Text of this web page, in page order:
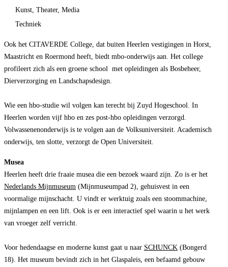
Kunst, Theater, Media
Techniek
Ook het CITAVERDE College, dat buiten Heerlen vestigingen in Horst,
Maastricht en Roermond heeft, biedt mbo-onderwijs aan. Het college
profileert zich als een groene school met opleidingen als Bosbeheer,
Dierverzorging en Landschapsdesign.
Wie een hbo-studie wil volgen kan terecht bij Zuyd Hogeschool. In
Heerlen worden vijf hbo en zes post-hbo opleidingen verzorgd.
Volwassenenonderwijs is te volgen aan de Volksuniversiteit. Academisch
onderwijs, ten slotte, verzorgt de Open Universiteit.
Musea
Heerlen heeft drie fraaie musea die een bezoek waard zijn. Zo is er het
Nederlands Mijnmuseum (Mijnmuseumpad 2), gehuisvest in een
voormalige mijnschacht. U vindt er werktuig zoals een stoommachine,
mijnlampen en een lift. Ook is er een interactief spel waarin u het werk
van vroeger zelf verricht.
Voor hedendaagse en moderne kunst gaat u naar SCHUNCK (Bongerd
18). Het museum bevindt zich in het Glaspaleis, een befaamd gebouw